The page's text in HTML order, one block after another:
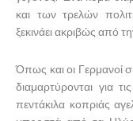
και των τρελών
ξεκινάει ακριβώς από
Όπως και οι Γερμανοί
διαμαρτύρονται για
πεντάκιλα κοπριάς